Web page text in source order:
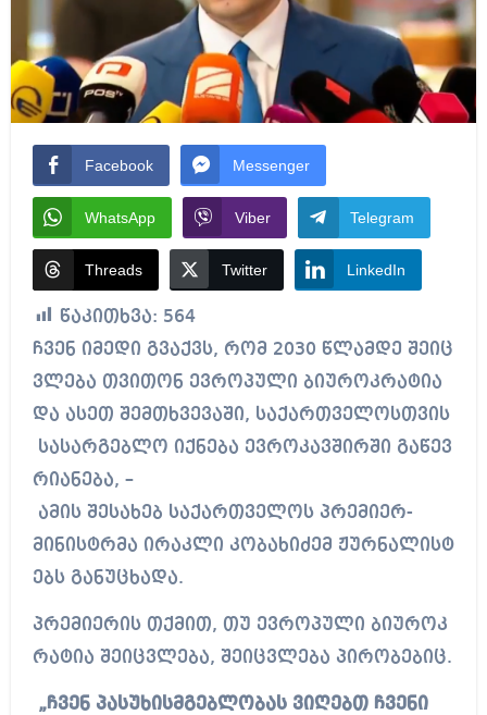
Facebook Messenger
WhatsApp Viber Telegram
Threads Twitter LinkedIn
წაკითხვა: 564
ჩვენ იმედი გვაქვს, რომ 2030 წლამდე შეიც
ვლება თვითონ ევროპული ბიუროკრატია
და ასეთ შემთხვევაში, საქართველოსთვის
სასარგებლო იქნება ევროკავშირში გაწევ
რიანება, –
ამის შესახებ საქართველოს პრემიერ-
მინისტრმა ირაკლი კობახიძემ ჟურნალისტ
ებს განუცხადა.
პრემიერის თქმით, თუ ევროპული ბიუროკ
რატია შეიცვლება, შეიცვლება პირობებიც.
„ჩვენ პასუხისმგებლობას ვიღებთ ჩვენი